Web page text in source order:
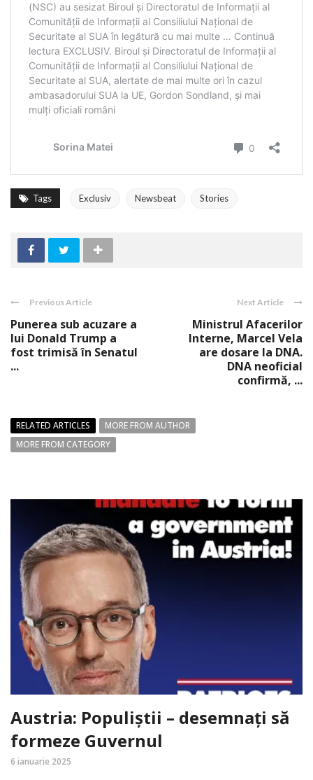
Tags Exclusiv Newsbeat Stories
Previous Article
Punerea sub acuzare a
lui Donald Trump a
fost trimisă în Senatul
...
Next Article
Ministrul Afacerilor
Interne, Marcel Vela
are dosare la DNA.
DNA neoficial
confirmă, ...
RELATED ARTICLES
MORE FROM AUTHOR
MORE FROM CATEGORY
Austria: Populiștii – desemnați să
formeze Guvernul
6 ianuarie 2025